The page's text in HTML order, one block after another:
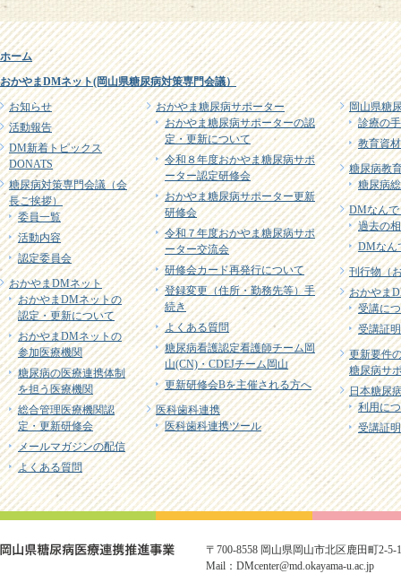
ホーム
おかやまDMネット(岡山県糖尿病対策専門会議）
お知らせ
活動報告
DM新着トピックス
DONATS
糖尿病対策専門会議（会
長ご挨拶）
委員一覧
活動内容
認定委員会
おかやまDMネット
おかやまDMネットの
認定・更新について
おかやまDMネットの
参加医療機関
糖尿病の医療連携体制
を担う医療機関
総合管理医療機関認
定・更新研修会
メールマガジンの配信
よくある質問
おかやま糖尿病サポーター
おかやま糖尿病サポーターの認
定・更新について
令和８年度おかやま糖尿病サポ
ーター認定研修会
おかやま糖尿病サポーター更新
研修会
令和７年度おかやま糖尿病サポ
ーター交流会
研修会カード再発行について
登録変更（住所・勤務先等）手
続き
よくある質問
糖尿病看護認定看護師チーム岡
山(CN)・CDEJチーム岡山
更新研修会Bを主催される方へ
医科歯科連携
医科歯科連携ツール
岡山県糖
診療の
教育資材
糖尿病教
糖尿病
DMなん
過去の
DMなん
刊行物（
おかやま
受講に
受講証
更新要件
糖尿病サ
日本糖尿
利用に
受講証
〒700-8558 岡山県岡山市北区鹿田町2-
Mail：DMcenter@md.okayama-u.ac.jp